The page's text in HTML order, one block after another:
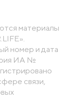
материалы
номер и дата
ИА №
связи,